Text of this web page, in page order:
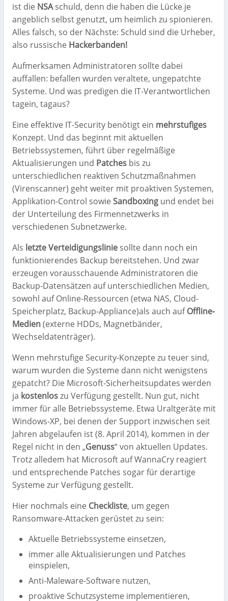
ist die NSAschuld, denn die haben die Lücke je
angeblich selbst genutzt, um heimlich zu spionieren.
Alles falsch, so der Nächste: Schuld sind die Urheber,
also russische Hackerbanden!
Aufmerksamen Administratoren sollte dabei
auffallen: befallen wurden veraltete, ungepatchte
Systeme. Und was predigen die IT-Verantwortlichen
tagein, tagaus?
Eine effektive IT-Security benötigt ein mehrstufiges
Konzept. Und das beginnt mit aktuellen
Betriebssystemen, führt über regelmäßige
Aktualisierungen und Patches bis zu
unterschiedlichen reaktiven Schutzmaßnahmen
(Virenscanner) geht weiter mit proaktiven Systemen,
Applikation-Control sowie Sandboxing und endet bei
der Unterteilung des Firmennetzwerks in
verschiedenen Subnetzwerke.
Als letzte Verteidigungslinie sollte dann noch ein
funktionierendes Backup bereitstehen. Und zwar
erzeugen vorausschauende Administratoren die
Backup-Datensätzen auf unterschiedlichen Medien,
sowohl auf Online-Ressourcen (etwa NAS, Cloud-
Speicherplatz, Backup-Appliance)als auch aufOffline-
Medien(externe HDDs, Magnetbänder,
Wechseldatenträger).
Wenn mehrstufige Security-Konzepte zu teuer sind,
warum wurden die Systeme dann nicht wenigstens
gepatcht? Die Microsoft-Sicherheitsupdates werden
ja kostenloszu Verfügung gestellt. Nun gut, nicht
immer für alle Betriebssysteme. Etwa Uraltgeräte mit
Windows-XP, bei denen der Support inzwischen seit
Jahren abgelaufen ist (8. April 2014), kommen in der
Regel nicht in den „Genuss“ von aktuellen Updates.
Trotz alledem hat Microsoft auf WannaCry reagiert
und entsprechende Patches sogar für derartige
Systeme zur Verfügung gestellt.
Hier nochmals eine Checkliste, um gegen
Ransomware-Attacken gerüstet zu sein:
Aktuelle Betriebssysteme einsetzen,
immer alle Aktualisierungen und Patches
einspielen,
Anti-Maleware-Software nutzen,
proaktive Schutzsysteme implementieren,